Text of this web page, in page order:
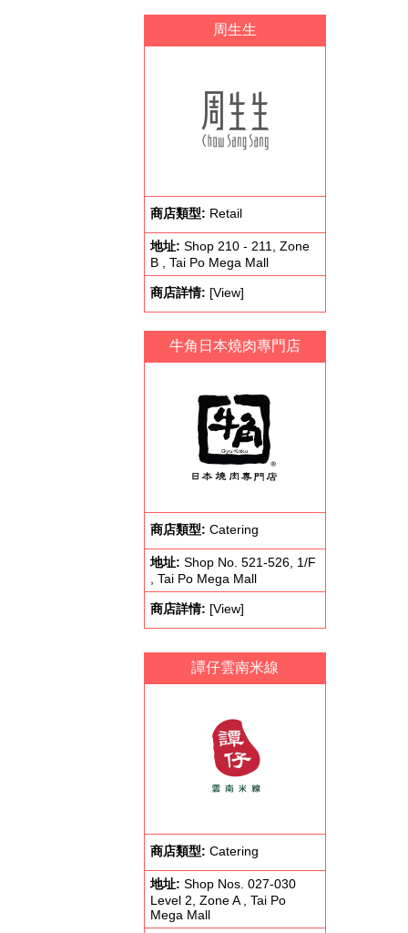
周生生
商店類型: Retail
地址: Shop 210 - 211, Zone
B , Tai Po Mega Mall
商店詳情: [View]
牛角日本燒肉專門店
商店類型: Catering
地址: Shop No. 521-526, 1/F
, Tai Po Mega Mall
商店詳情: [View]
譚仔雲南米線
商店類型: Catering
地址: Shop Nos. 027-030
Level 2, Zone A , Tai Po
Mega Mall